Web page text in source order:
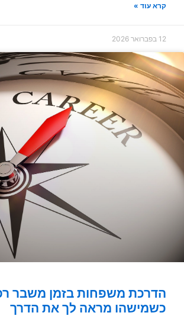
קרא עוד »
12 בפברואר 2026
הדרכת משפחות בזמן משבר
כשמישהו מראה לך את הדרך